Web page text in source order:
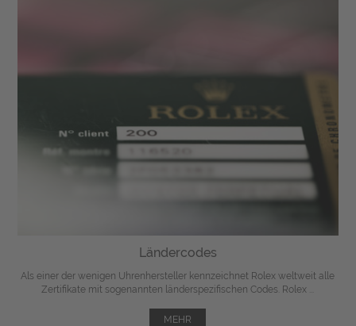
Ländercodes
Als einer der wenigen Uhrenhersteller kennzeichnet Rolex weltweit alle
Zertifikate mit sogenannten länderspezifischen Codes. Rolex ...
MEHR